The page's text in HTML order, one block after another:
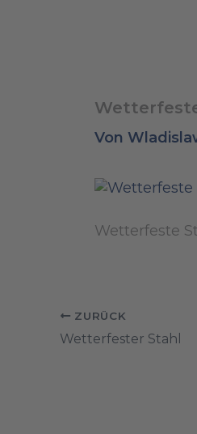
Von
Wetterfeste
ZURÜCK
Wetterfester Stahl